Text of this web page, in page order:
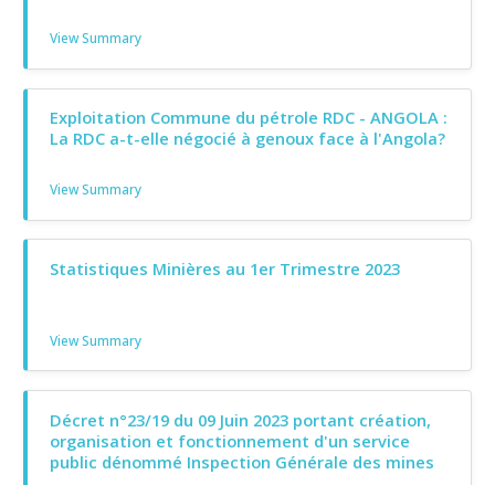
View Summary
Exploitation Commune du pétrole RDC - ANGOLA :
La RDC a-t-elle négocié à genoux face à l'Angola?
View Summary
Statistiques Minières au 1er Trimestre 2023
View Summary
Décret n°23/19 du 09 Juin 2023 portant création,
organisation et fonctionnement d'un service
public dénommé Inspection Générale des mines